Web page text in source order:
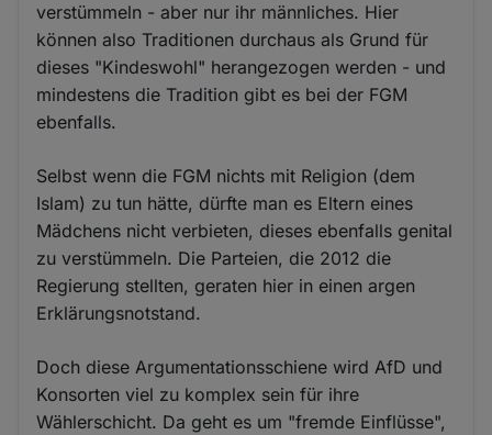
verstümmeln - aber nur ihr männliches. Hier
können also Traditionen durchaus als Grund für
dieses "Kindeswohl" herangezogen werden - und
mindestens die Tradition gibt es bei der FGM
ebenfalls.
Selbst wenn die FGM nichts mit Religion (dem
Islam) zu tun hätte, dürfte man es Eltern eines
Mädchens nicht verbieten, dieses ebenfalls genital
zu verstümmeln. Die Parteien, die 2012 die
Regierung stellten, geraten hier in einen argen
Erklärungsnotstand.
Doch diese Argumentationsschiene wird AfD und
Konsorten viel zu komplex sein für ihre
Wählerschicht. Da geht es um "fremde Einflüsse",